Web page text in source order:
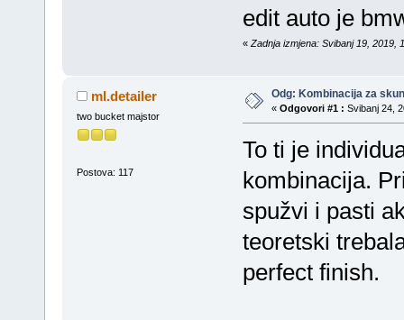
edit auto je
« Zadnja izmjena: Svibanj 19, 2019,
ml.detailer
two bucket majstor
Postova: 117
Odg: Kombinacija za
« Odgovori #1 : Svibanj 24,
To ti je
kombinacija.
spužvi i pasti
teoretski
perfect finish.